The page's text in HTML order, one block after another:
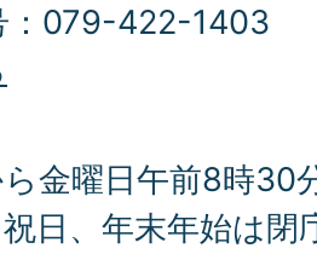
：079-422-1403
金曜日午前8時30
祝日、年末年始は閉